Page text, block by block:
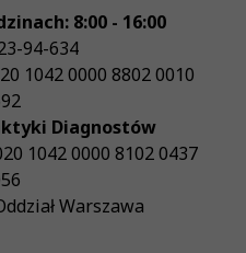
8:00 - 16:00
94-634
1042 0000 8802 0010
Diagnostów
1042 0000 8102 0437
Warszawa